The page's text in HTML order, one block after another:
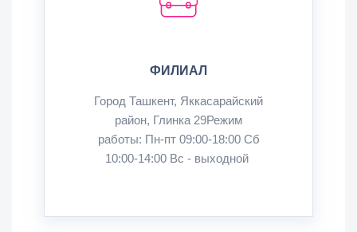
ФИЛИАЛ
Город Ташкент, Яккасарайский
район, Глинка 29Режим
работы: Пн-пт 09:00-18:00 Сб
10:00-14:00 Вс - выходной